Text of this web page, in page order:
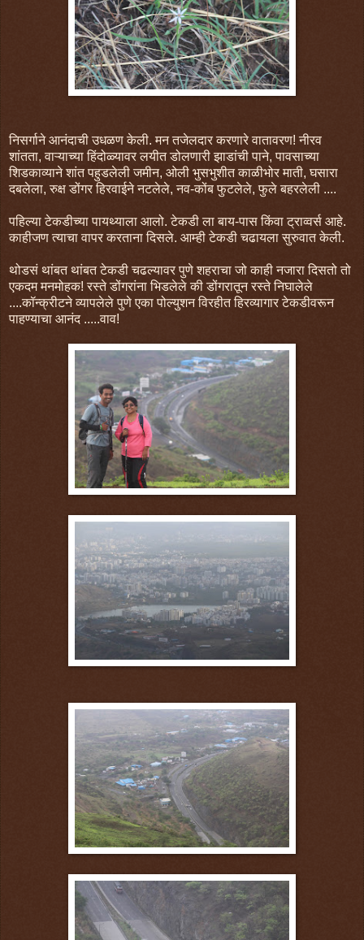
निसर्गाने आनंदाची उधळण केली. मन तजेलदार करणारे वातावरण! नीरव
शांतता, वाऱ्याच्या हिंदोळ्यावर लयीत डोलणारी झाडांची पाने, पावसाच्या
शिडकाव्याने शांत पहुडलेली जमीन, ओली भुसभुशीत काळीभोर माती, घसारा
दबलेला, रुक्ष डोंगर हिरवाईने नटलेले, नव-कोंब फुटलेले, फुले बहरलेली ....
पहिल्या टेकडीच्या पायथ्याला आलो. टेकडी ला बाय-पास किंवा ट्राव्वर्स आहे.
काहीजण त्याचा वापर करताना दिसले. आम्ही टेकडी चढायला सुरुवात केली.
थोडसं थांबत थांबत टेकडी चढल्यावर पुणे शहराचा जो काही नजारा दिसतो तो
एकदम मनमोहक! रस्ते डोंगरांना भिडलेले की डोंगरातून रस्ते निघालेले
....कॉन्क्रीटने व्यापलेले पुणे एका पोल्युशन विरहीत हिरव्यागार टेकडीवरून
पाहण्याचा आनंद .....वाव!